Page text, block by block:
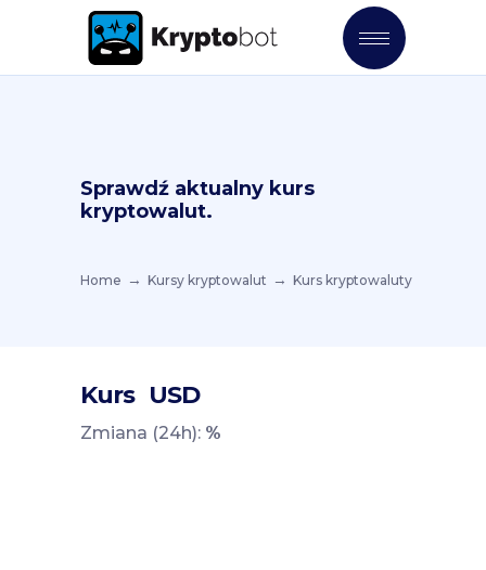
Sprawdź aktualny kurs
kryptowalut.
Home Kursy kryptowalut Kurs kryptowaluty
Kurs USD
Zmiana (24h): %